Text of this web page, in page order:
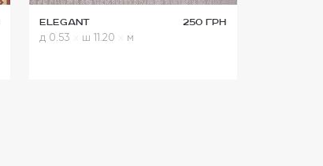
Elegant 250 грн
д 0.53 ш 11.20 м